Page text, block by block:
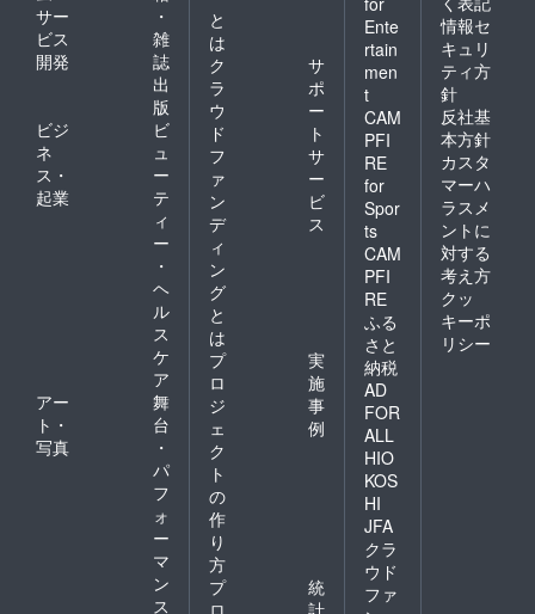
サー
ビス
開発
・
雑
誌
出
版
ビジ
ネ
ス・
起業
ビ
ュ
ー
テ
ィ
ー
・
ヘ
ル
ス
ケ
ア
アー
ト・
写真
舞
台
・
パ
フ
ォ
ー
マ
ン
ス
と
は
ク
ラ
ウ
ド
フ
ァ
ン
デ
ィ
ン
グ
と
は
サ
ポ
ー
ト
サ
ー
ビ
ス
プ
ロ
ジ
ェ
ク
ト
の
作
り
方
実
施
事
例
プ
ロ
統
計
Ente
rtain
men
t
CAM
PFI
RE
for
Spor
ts
CAM
PFI
RE
ふる
さと
納税
AD
FOR
ALL
HIO
KOS
HI
JFA
クラ
ウド
ファ
情報セ
キュリ
ティ方
針
反社基
本方針
カスタ
マーハ
ラスメ
ントに
対する
考え方
クッ
キーポ
リシー